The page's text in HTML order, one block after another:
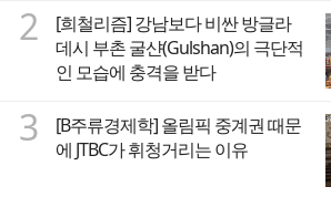
2
[희철리즘] 강남보다 비싼 방글라
데시 부촌 굴샨(Gulshan)의 극단적
인 모습에 충격을 받다
3
[B주류경제학] 올림픽 중계권 때문
에 JTBC가 휘청거리는 이유